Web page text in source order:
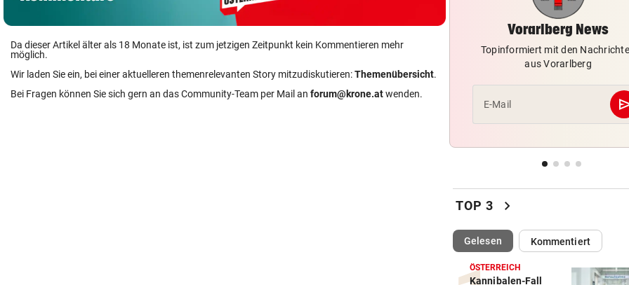
Da dieser Artikel älter als 18 Monate ist, ist zum jetzigen Zeitpunkt kein Kommentieren mehr
möglich.
Wir laden Sie ein, bei einer aktuelleren themenrelevanten Story mitzudiskutieren:Themenübersicht.
Bei Fragen können Sie sich gern an das Community-Team per Mail an forum@krone.atwenden.
Vor 13 Jahren fand Flo in
die große Liebe
WEGEN TROCKENHEIT vor
Appell zur Vorsicht
LAND ZAHLT AUS vor
SPÖ fordert Aus für
Vorarlberg News
Topinformiert mit den
aus Vorarlberg
E-Mail
TOP 3 chevron_right
Gelesen(ausgewählt)Kommentiert
ÖSTERREICH
Kannibalen-Fall